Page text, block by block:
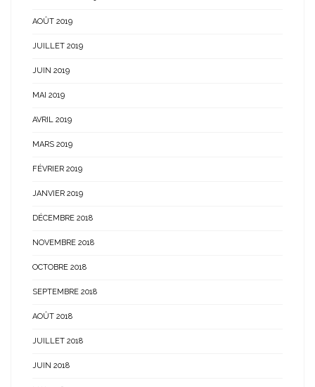
AOÛT 2019
JUILLET 2019
JUIN 2019
MAI 2019
AVRIL 2019
MARS 2019
FÉVRIER 2019
JANVIER 2019
DÉCEMBRE 2018
NOVEMBRE 2018
OCTOBRE 2018
SEPTEMBRE 2018
AOÛT 2018
JUILLET 2018
JUIN 2018